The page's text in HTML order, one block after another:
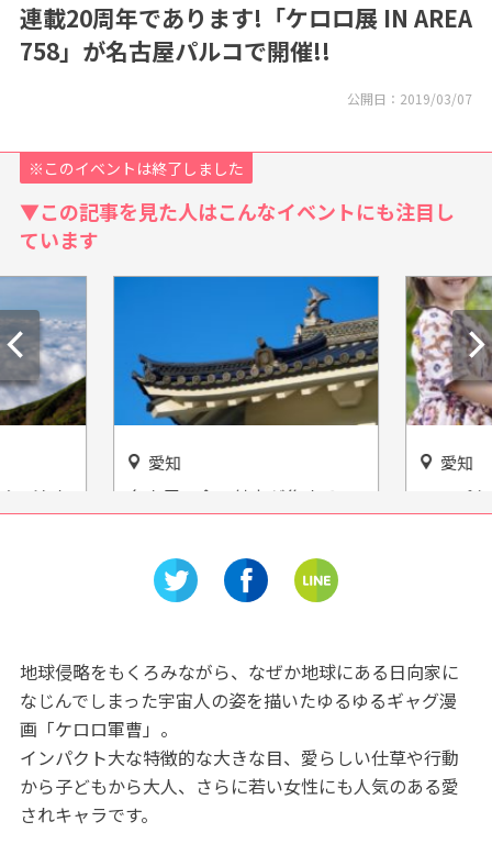
連載20周年であります!「ケロロ展 IN AREA
758」が名古屋パルコで開催!!
公開日： 2019/03/07
※このイベントは終了しました
▼この記事を見た人はこんなイベントにも注目し
ています
で泊ま
の人
愛知
名古屋の食の魅力が集まる
『金シャチ横丁』！名古屋城
愛知
コスパ
ンも充
地球侵略をもくろみながら、なぜか地球にある日向家に
なじんでしまった宇宙人の姿を描いたゆるゆるギャグ漫
画「ケロロ軍曹」。
インパクト大な特徴的な大きな目、愛らしい仕草や行動
から子どもから大人、さらに若い女性にも人気のある愛
されキャラです。